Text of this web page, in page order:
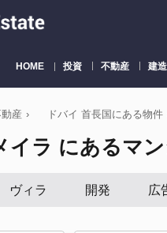
HOME 投資 不動産 建
産 › ドバイ 首長国にある物件
イラ にあるマ
ヴィラ 開発 広